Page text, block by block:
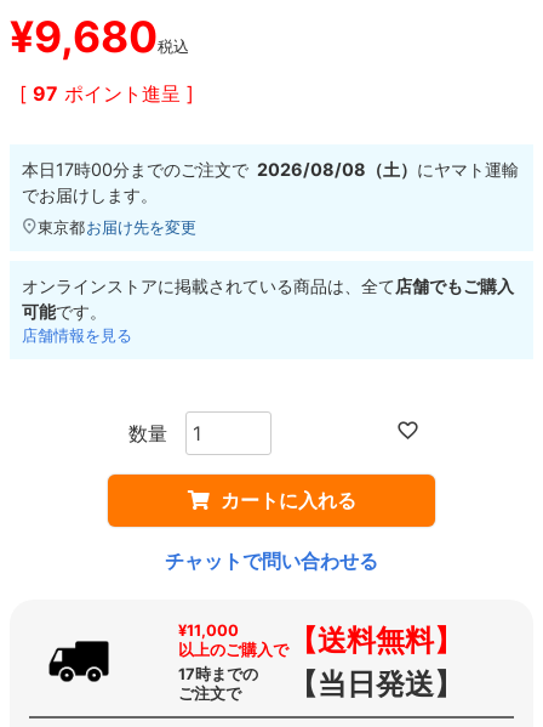
¥9,680税込
[ 97 ポイント進呈 ]
本日17時00分までのご注文で 2026/08/08（土） にヤマト運輸
でお届けします。
東京都お届け先を変更
オンラインストアに掲載されている商品は、全て店舗でもご購入
可能です。
店舗情報を見る
カートに入れる
チャットで問い合わせる
¥11,000
以上のご購入で【送料無料】
17時までの
ご注文で
【当日発送】
シェイプデッキ
高性能デッキ